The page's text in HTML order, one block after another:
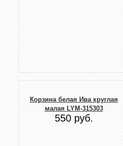
Корзина белая Ива круглая
малая LYM-315303
550 руб.